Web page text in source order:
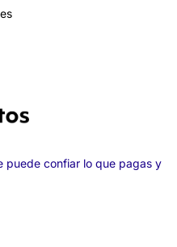
puede confiar lo que pagas y